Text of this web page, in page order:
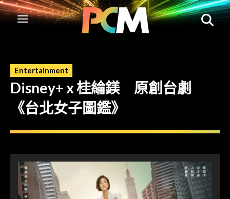
Entertainment
Disney+ x 桂綸鎂 原創台劇
《台北女子圖鑑》